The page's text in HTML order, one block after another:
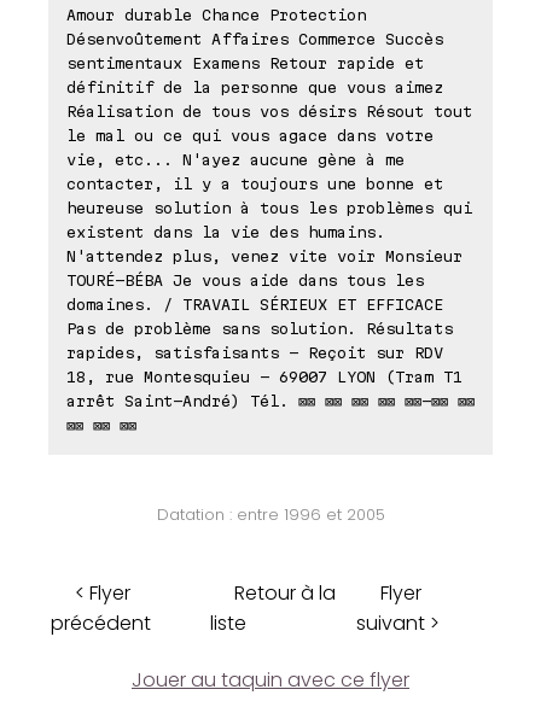
Amour durable Chance Protection
Désenvoûtement Affaires Commerce Succès
sentimentaux Examens Retour rapide et
définitif de la personne que vous aimez
Réalisation de tous vos désirs Résout tout
le mal ou ce qui vous agace dans votre
vie, etc... N'ayez aucune gène à me
contacter, il y a toujours une bonne et
heureuse solution à tous les problèmes qui
existent dans la vie des humains.
N'attendez plus, venez vite voir Monsieur
TOURÉ-BÉBA Je vous aide dans tous les
domaines. / TRAVAIL SÉRIEUX ET EFFICACE
Pas de problème sans solution. Résultats
rapides, satisfaisants - Reçoit sur RDV
18, rue Montesquieu - 69007 LYON (Tram T1
arrêt Saint-André) Tél. ⊠⊠ ⊠⊠ ⊠⊠ ⊠⊠ ⊠⊠-⊠⊠ ⊠⊠
⊠⊠ ⊠⊠ ⊠⊠
Datation : entre 1996 et 2005
< Flyer
précédent
Retour à la
liste
Flyer
suivant >
Jouer au taquin avec ce flyer